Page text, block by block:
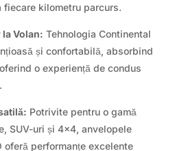
fiecare kilometru parcurs.
Volan: Tehnologia Continental
și confortabilă, absorbind
o experiență de condus
Potrivite pentru o gamă
SUV-uri și 4×4, anvelopele
oferă performanțe excelente